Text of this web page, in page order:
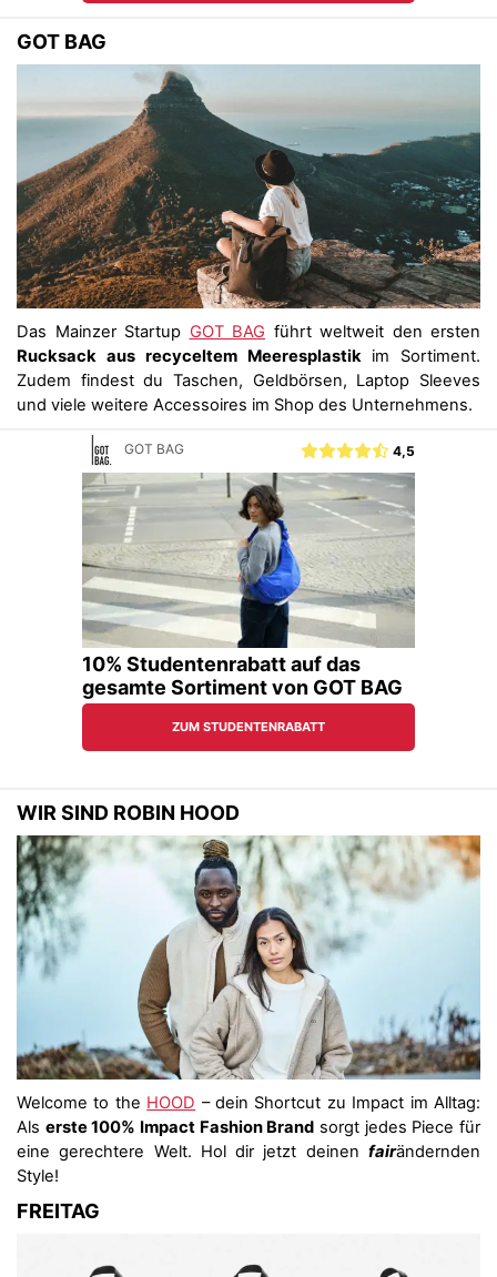
GOT BAG
Das Mainzer Startup GOT BAG führt weltweit den ersten
Rucksack aus recyceltem Meeresplastik im Sortiment.
Zudem findest du Taschen, Geldbörsen, Laptop Sleeves
und viele weitere Accessoires im Shop des Unternehmens.
WIR SIND ROBIN HOOD
Welcome to the HOOD – dein Shortcut zu Impact im Alltag:
Als erste 100% Impact Fashion Brand sorgt jedes Piece für
eine gerechtere Welt. Hol dir jetzt deinen fairändernden
Style!
FREITAG